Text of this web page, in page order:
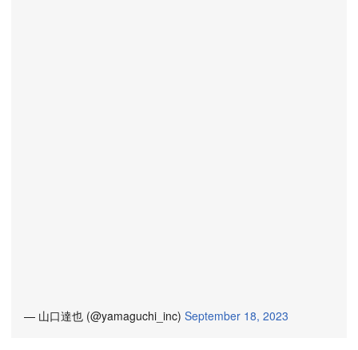
— 山口達也 (@yamaguchi_inc) September 18, 2023